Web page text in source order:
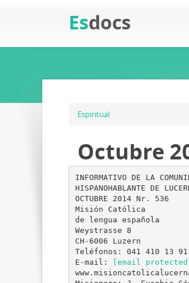
Esdocs
Espiritual
Octubre
INFORMATIVO DE LA
HISPANOHABLANTE DE
OCTUBRE 2014 Nr. 536
Misión Católica
de lengua española
Weystrasse 8
CH-6006 Luzern
Teléfonos: 041 410 13 91
E-mail:
[email